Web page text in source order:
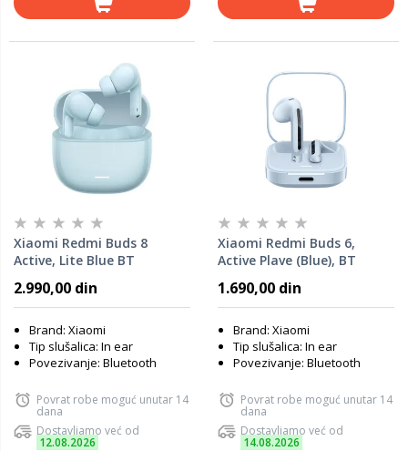
Xiaomi Redmi Buds 8
Active, Lite Blue BT
2.990,00 din
Brand: Xiaomi
Tip slušalica: In ear
Povezivanje: Bluetooth
Povrat robe moguć unutar 14
dana
Dostavljamo već od
12.08.2026
Xiaomi Redmi Buds 6,
Active Plave (Blue), BT
1.690,00 din
Brand: Xiaomi
Tip slušalica: In ear
Povezivanje: Bluetooth
Povrat robe moguć unutar 14
dana
Dostavljamo već od
14.08.2026